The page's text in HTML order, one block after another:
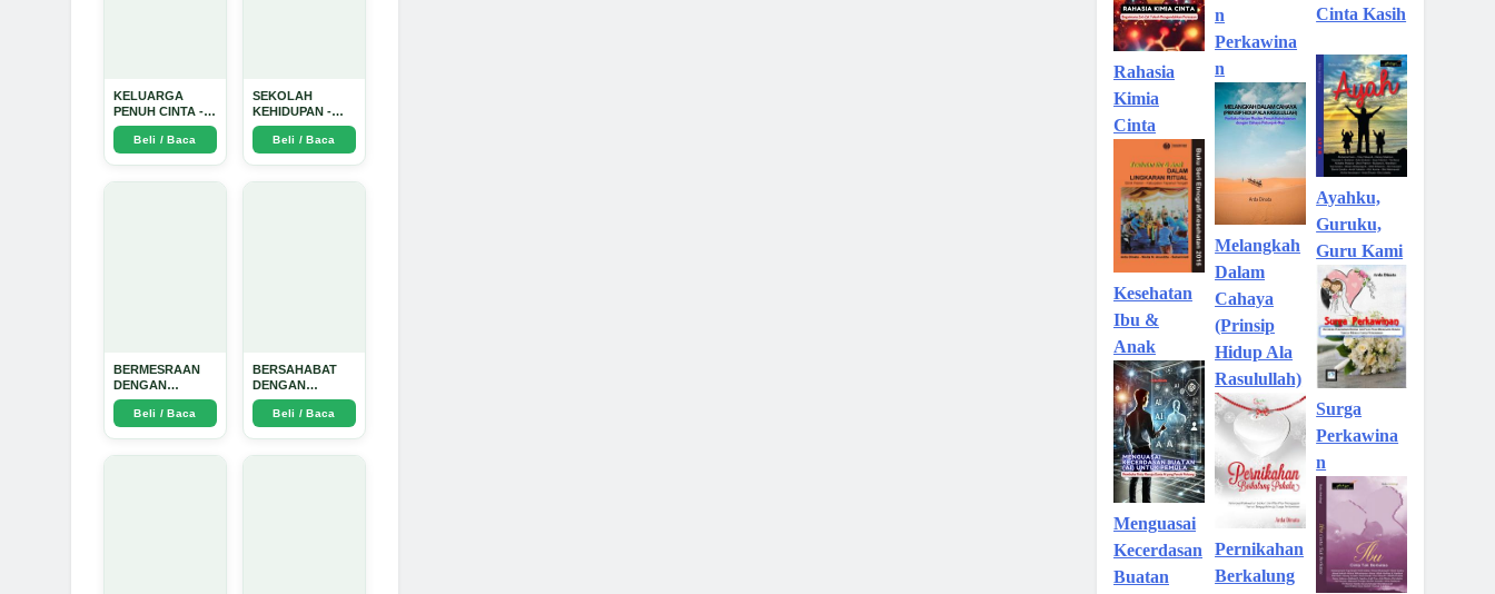
KELUARGA
PENUH CINTA -
Arda Dinata
Beli / Baca
SEKOLAH
KEHIDUPAN -
Arda Dinata
Beli / Baca
BERMESRAAN
DENGAN
KEBAIKAN - Arda
DinataBeli / Baca
BERSAHABAT
DENGAN
NYAMUK: Jurus
Jitu Atasi
Penyakit
Beli / Baca
Rahasia
Kimia
Cinta
Kesehatan
Ibu &
Anak
Menguasai
Kecerdasan
Buatan
n
Perkawina
n
Melangkah
Dalam
Cahaya
(Prinsip
Hidup Ala
Rasulullah)
Pernikahan
Berkalung
Cinta Kasih
Ayahku,
Guruku,
Guru Kami
Surga
Perkawina
n